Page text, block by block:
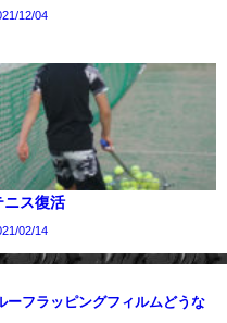
12/04
ニス復活
02/14
ーフラッピングフィルムどうな